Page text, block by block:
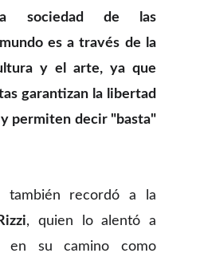
la sociedad de las
es a través de la
y el arte, ya que
garantizan la libertad
permiten decir "basta"
también recordó a la
, quien lo alentó a
en su camino como